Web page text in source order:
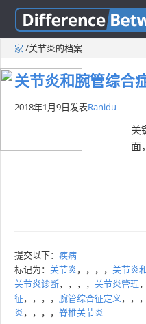
家 /关节炎的档案
关节炎和腕管综合
2018年1月9日发表Ranidu
关
面
提交以下： 疾病
标记为： 关节炎，，，， 关节炎
关节炎诊断，，，， 关节炎管理
征，，，， 腕管综合征定义，，
炎，，，， 脊椎关节炎